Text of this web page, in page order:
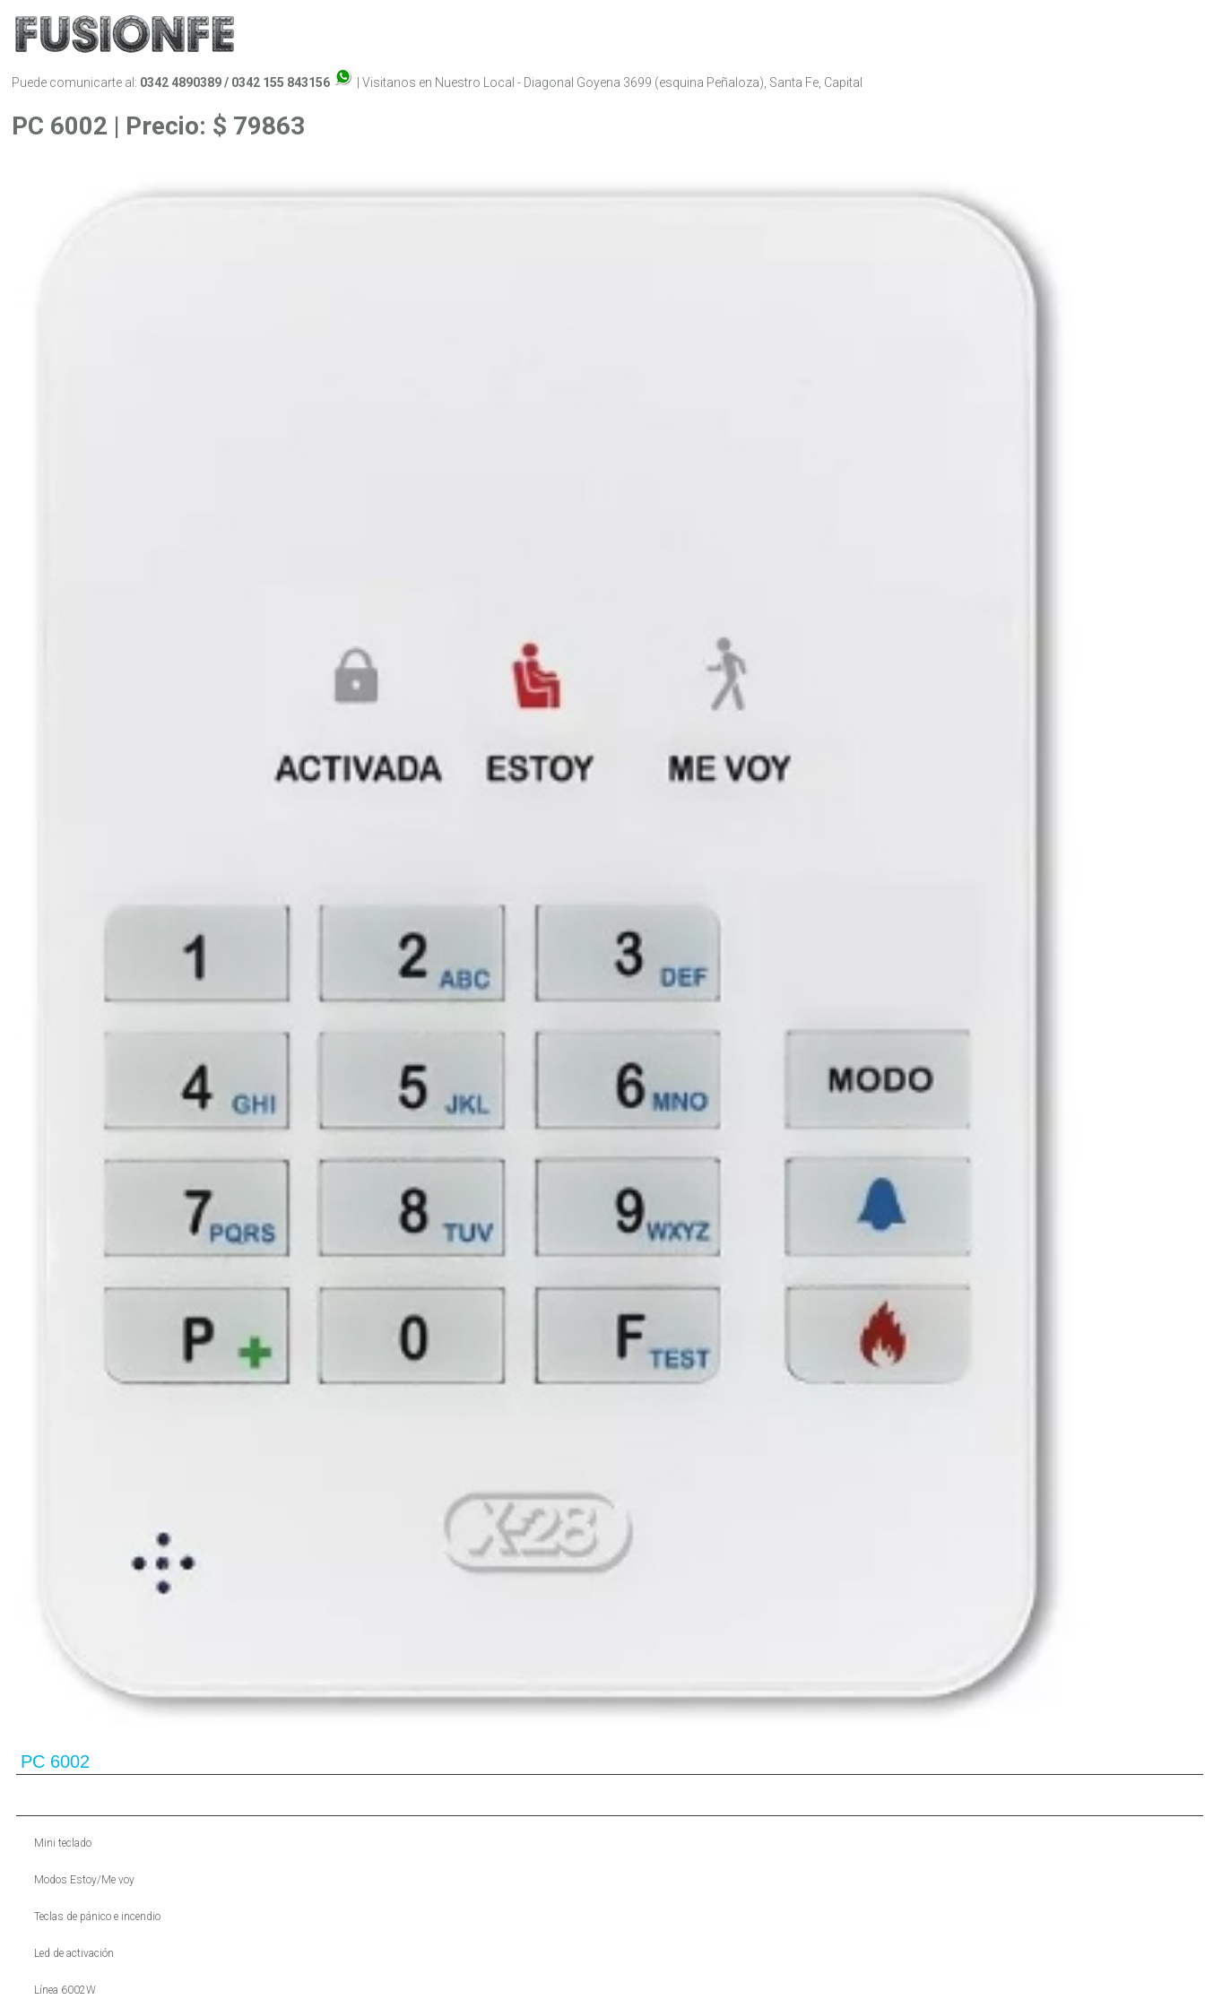
Puede comunicarte al: 0342 4890389 / 0342 155 843156 | Visitanos en Nuestro Local - Diagonal Goyena 3699 (esquina Peñaloza), Santa Fe, Capital
PC 6002 | Precio: $ 79863
PC 6002
Mini teclado
Modos Estoy/Me voy
Teclas de pánico e incendio
Led de activación
Línea 6002W